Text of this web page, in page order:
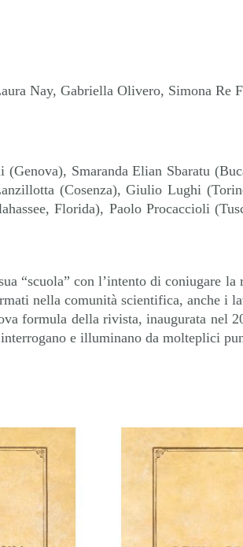
Nay, Gabriella Olivero, Simona Re
Smaranda Elian Sbaratu
(Cosenza), Giulio Lughi
Florida), Paolo Procaccioli
“scuola” con l’intento di coniugare
nella comunità scientifica, anche
formula della rivista, inaugurata nel
e illuminano da molteplici